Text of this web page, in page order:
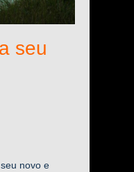
seu
novo e